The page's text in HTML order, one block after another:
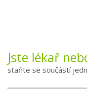
Jste lékař
staňte se součástí